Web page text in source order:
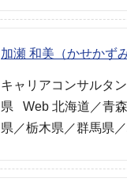
加瀬 和美（かせかずみ
キャリアコンサルタ
県 Web 北海道／青
県／栃木県／群馬県